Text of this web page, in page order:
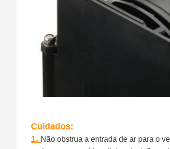
Cuidados:
1. Não obstrua a entrada de ar para o